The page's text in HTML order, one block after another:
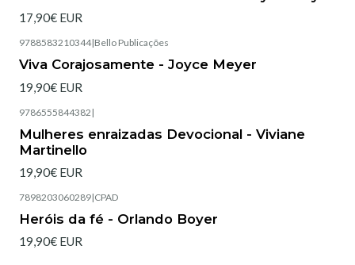
17,90€ EUR
9788583210344|Bello Publicações
Viva Corajosamente - Joyce Meyer
19,90€ EUR
9786555844382 |
Mulheres enraizadas Devocional - Viviane
Martinello
19,90€ EUR
7898203060289|CPAD
Heróis da fé - Orlando Boyer
19,90€ EUR